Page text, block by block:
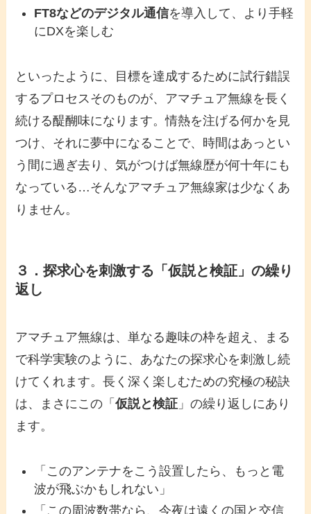
FT8などのデジタル通信を導入して、より手軽
にDXを楽しむ
といったように、目標を達成するために試行錯誤
するプロセスそのものが、アマチュア無線を長く
続ける醍醐味になります。情熱を注げる何かを見
つけ、それに夢中になることで、時間はあっとい
う間に過ぎ去り、気がつけば無線歴が何十年にも
なっている…そんなアマチュア無線家は少なくあ
りません。
３．探求心を刺激する「仮説と検証」の繰り
返し
アマチュア無線は、単なる趣味の枠を超え、まる
で科学実験のように、あなたの探求心を刺激し続
けてくれます。長く深く楽しむための究極の秘訣
は、まさにこの「仮説と検証 」の繰り返しにあり
ます。
「このアンテナをこう設置したら、もっと電
波が飛ぶかもしれない」
「この周波数帯なら、今夜は遠くの国と交信